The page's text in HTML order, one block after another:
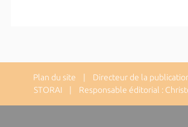
Plan du site | Directeur de la
STORAI | Responsable éditorial :